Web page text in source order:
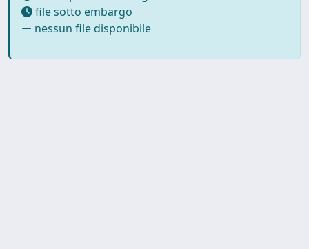
file sotto embargo
nessun file disponibile